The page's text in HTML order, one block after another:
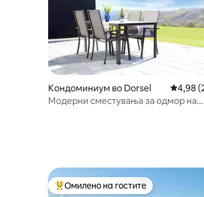
Кондоминиум во Dorsel
4,98
Модерни сместувања за одмор на
Меѓу најуспешните „Омилени на
Омилено на гостите